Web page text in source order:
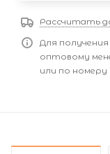
Рассчитать
Для
оптовому
или по